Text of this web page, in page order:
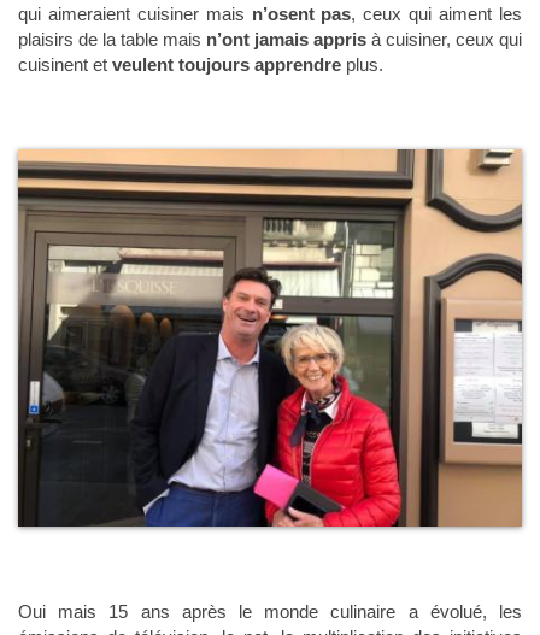
qui aimeraient cuisiner mais n’osent pas, ceux qui aiment les
plaisirs de la table mais n’ont jamais appris à cuisiner, ceux qui
cuisinent et veulent toujours apprendre plus.
Oui mais 15 ans après le monde culinaire a évolué, les